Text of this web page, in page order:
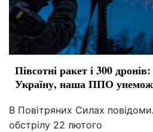
Півсотні ракет і 300
Україну, наша ППО
В Повітряних Силах
обстрілу 22 лютого